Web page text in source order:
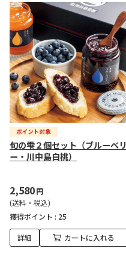
旬の雫２個セット（ブルーベリ
ー・川中島白桃）
2,580円
(送料・税込)
獲得ポイント : 25
詳細 カートに入れる